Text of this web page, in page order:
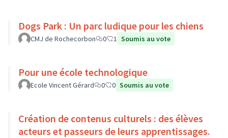
Dogs Park : Un parc ludique pour les chiens
CMJ de Rochecorbon 0 1 Soumis au vote
Pour une école technologique
Ecole Vincent Gérard 0 0 Soumis au vote
Création de contenus culturels : des élèves
acteurs et passeurs de leurs apprentissages.